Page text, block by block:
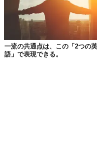
身も蓋もないが、「できる
である。世界的に話題とな
川翔君は9歳で政府に「ギ
ったとたんにカナダのトッ
学金付きの引き合いを受け
「できる人はできる、でき
い、物事の真理であり、答
に「あきらめろ」と言いた
したり、その幻想の中で生
略や方法で、自分自身の成
結局、「他人の夢」を語っ
一流の共通点は、この「2つの
語」で表現できる。